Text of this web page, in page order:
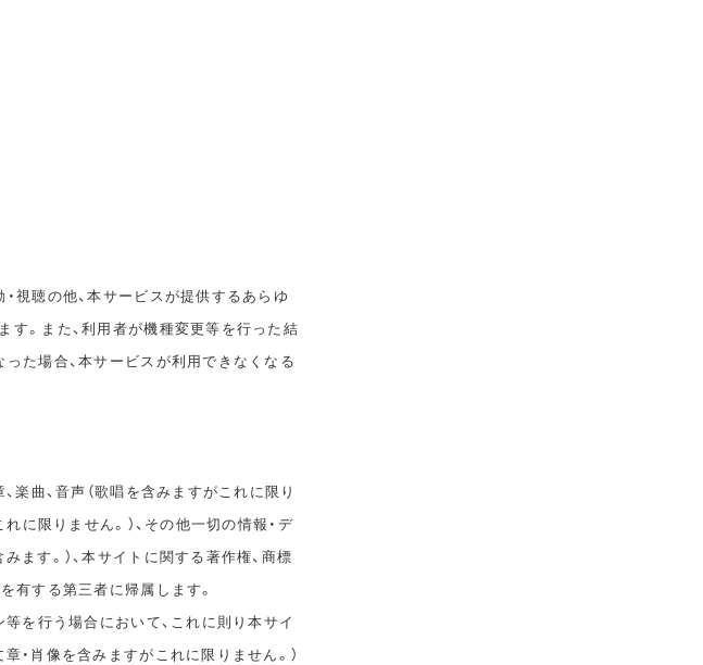
視聴の他、本サービスが提供するあらゆ
。また、利用者が機種変更等を行った結
た場合、本サービスが利用できなくなる
曲、音声（歌唱を含みますがこれに限り
れに限りません。）、その他一切の情報・デ
ます。）、本サイトに関する著作権、商標
有する第三者に帰属します。
を行う場合において、これに則り本サイ
・肖像を含みますがこれに限りません。）